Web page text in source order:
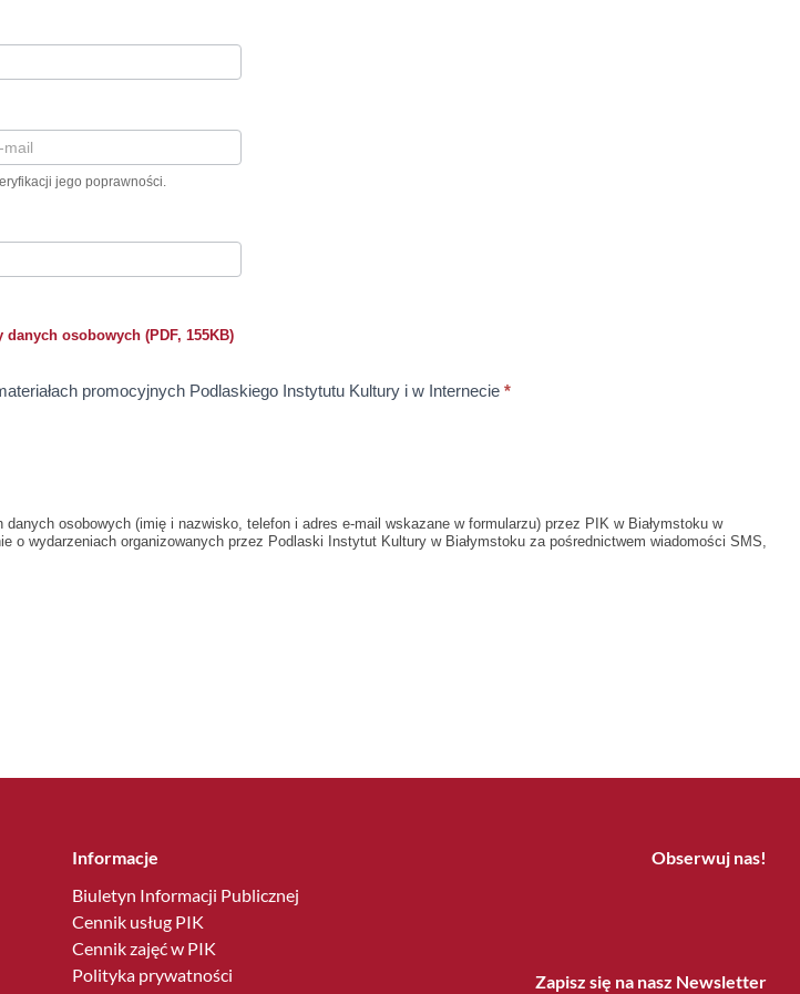
jego poprawności.
osobowych (PDF, 155KB)
promocyjnych Podlaskiego Instytutu Kultury i w Internecie *
osobowych (imię i nazwisko, telefon i adres e-mail wskazane w formularzu) przez PIK w Białymstoku w
o wydarzeniach organizowanych przez Podlaski Instytut Kultury w Białymstoku za pośrednictwem wiadomości SMS,
Informacje
Biuletyn Informacji Publicznej
Cennik usług PIK
Cennik zajęć w PIK
Polityka prywatności
Obserwuj nas!
Zapisz się na nasz Newsletter